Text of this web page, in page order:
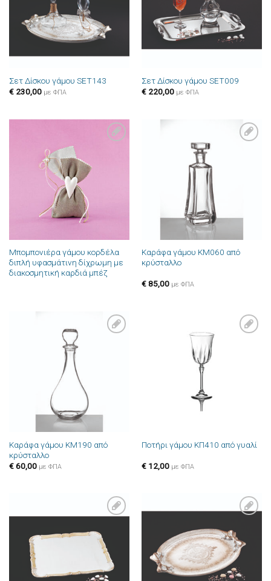
Σετ Δίσκου γάμου SET143
€230,00 με ΦΠΑ
Σετ Δίσκου γάμου SET009
€220,00 με ΦΠΑ
επιθυμιών
Μπομπονιέρα γάμου κορδέλα
διπλή υφασμάτινη δίχρωμη με
διακοσμητική καρδιά μπέζ
Καράφα γάμου ΚΜ060 από
κρύσταλλο
€85,00 με ΦΠΑ
Καράφα γάμου ΚΜ190 από
κρύσταλλο
€60,00 με ΦΠΑ
Ποτήρι γάμου ΚΠ410 από γυαλί
€12,00 με ΦΠΑ
στην λίστα
επιθυμιών
στην λίστα
επιθυμιών